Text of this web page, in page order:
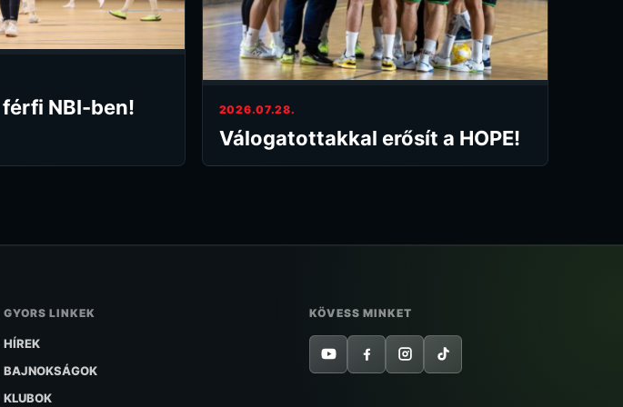
NBI-ben! 2026.07.28.
Válogatottakkal erősít a HOPE!
GYORS LINKEK
HÍREK
BAJNOKSÁGOK
KLUBOK
KÖVESS MINKET